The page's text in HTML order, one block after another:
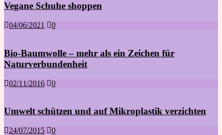
Vegane Schuhe shoppen
04/06/2021 0
Bio-Baumwolle – mehr als ein Zeichen für
Naturverbundenheit
02/11/2016 0
Umwelt schützen und auf Mikroplastik verzichten
24/07/2015 0